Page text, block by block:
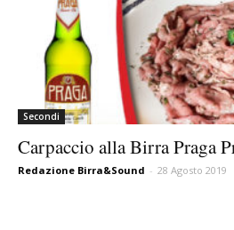
Secondi
Carpaccio alla Birra Praga
Redazione Birra&Sound - 28 Agosto 2019